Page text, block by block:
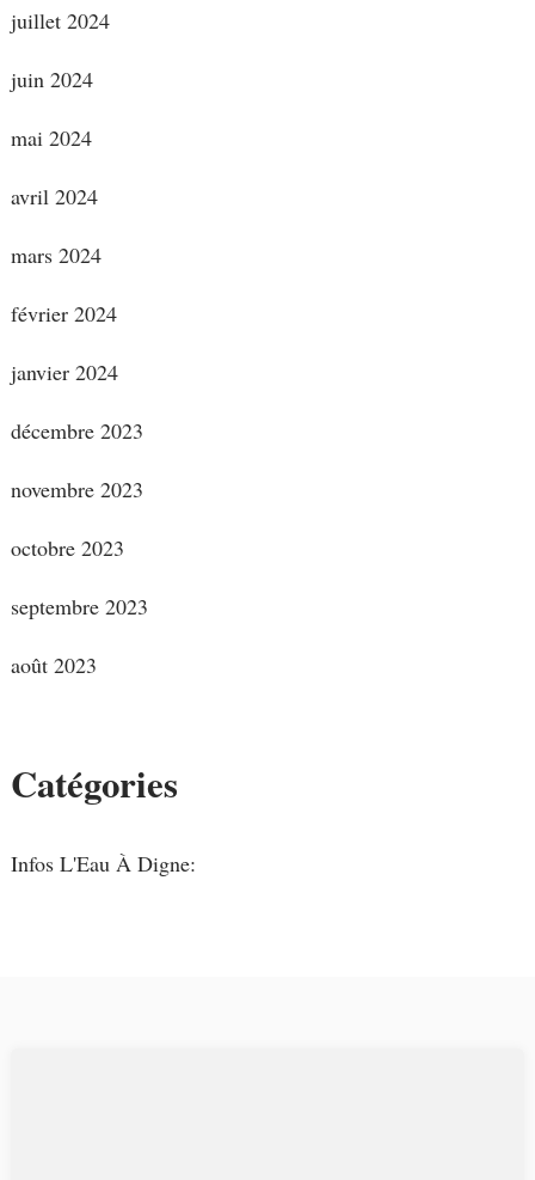
juillet 2024
juin 2024
mai 2024
avril 2024
mars 2024
février 2024
janvier 2024
décembre 2023
novembre 2023
octobre 2023
septembre 2023
août 2023
Catégories
Infos L'Eau À Digne: